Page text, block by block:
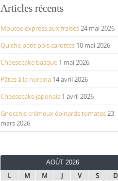
Articles récents
Mousse express aux fraises24 mai 2026
Quiche petit pois carottes 10 mai 2026
Cheesecake basque 1 mai 2026
Pâtes à la norcina 14 avril 2026
Cheesecake japonais 1 avril 2026
Gnocchis crémeux épinards tomates23
mars 2026
AOÛT 2026
L M M J V S
D